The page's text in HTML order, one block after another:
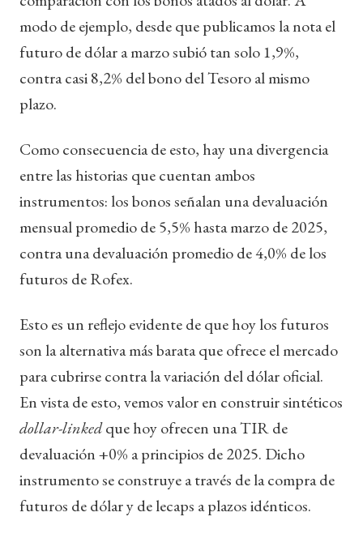
modo de ejemplo, desde que publicamos la nota el
futuro de dólar a marzo subió tan solo 1,9%,
contra casi 8,2% del bono del Tesoro al mismo
plazo.
Como consecuencia de esto, hay una divergencia
entre las historias que cuentan ambos
instrumentos: los bonos señalan una devaluación
mensual promedio de 5,5% hasta marzo de 2025,
contra una devaluación promedio de 4,0% de los
futuros de Rofex.
Esto es un reflejo evidente de que hoy los futuros
son la alternativa más barata que ofrece el mercado
para cubrirse contra la variación del dólar oficial.
En vista de esto, vemos valor en construir sintéticos
dollar-linkedque hoy ofrecen una TIR de
devaluación +0% a principios de 2025. Dicho
instrumento se construye a través de la compra de
futuros de dólar y de lecaps a plazos idénticos.